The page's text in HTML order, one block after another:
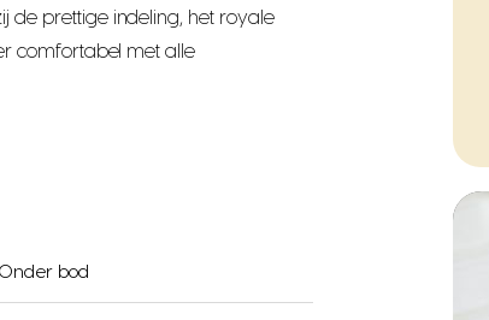
de prettige indeling, het royale
comfortabel met alle
Onder bod